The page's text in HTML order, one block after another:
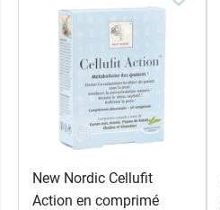
New Nordic Cellufit
Action en comprimé